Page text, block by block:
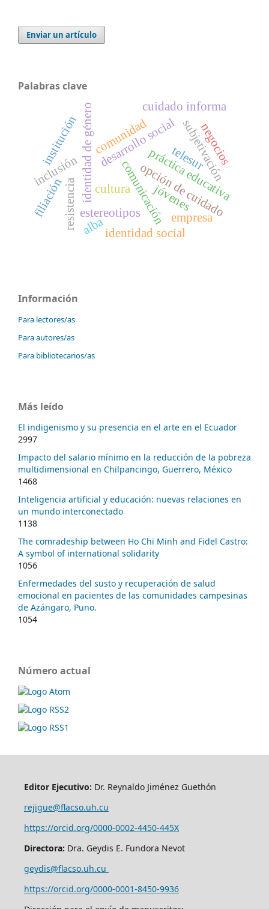
Enviar un artículo
Palabras clave
identidad de género comunicación
estereotipos
cultura
inclusión
jóvenes
desarrollo social
comunidad
práctica educativa
resistencia
institución subjetivación
cuidado informa
opción de cuidado
identidad social
negocios
empresa
alba
telesur
filiación
Información
Para lectores/as
Para autores/as
Para bibliotecarios/as
Más leído
El indigenismo y su presencia en el arte en el Ecuador
2997
Impacto del salario mínimo en la reducción de la pobreza
multidimensional en Chilpancingo, Guerrero, México
1468
Inteligencia artificial y educación: nuevas relaciones en
un mundo interconectado
1138
The comradeship between Ho Chi Minh and Fidel Castro:
A symbol of international solidarity
1056
Enfermedades del susto y recuperación de salud
emocional en pacientes de las comunidades campesinas
de Azángaro, Puno.
1054
Número actual
Editor Ejecutivo: Dr. Reynaldo Jiménez Guethón
rejigue@flacso.uh.cu
https://orcid.org/0000-0002-4450-445X
Directora: Dra. Geydis E. Fundora Nevot
geydis@flacso.uh.cu
https://orcid.org/0000-0001-8450-9936